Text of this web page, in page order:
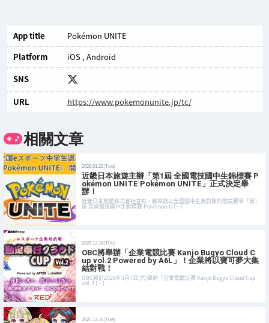
App title
Pokémon UNITE
Platform
iOS Android
SNS
URL
https://www.pokemonunite.jp/tc/
相關文章
2026.01.20(Tue)
近畿日本旅遊主辦「第1屆 全國電技國中生錦標賽 P
okémon UNITE Pokémon UNITE」正式決定舉
辦！
近畿日本旅遊株式會社宣布，將舉辦以全國國中生為對象的電競賽事「第1
屆 全國電技國中生錦標賽 Pokémon U […]
2025.12.18(Thu)
OBC將舉辦「企業電競比賽 Kanjo Bugyo Cloud C
up vol.2 Powered by A6L」！企業將以寶可夢大集
結對戰！
OBC將於2026年3月7日(六)舉辦「企業電競比賽 Kanjo Bugyo Cloud Cup
vol.2 […]
2025.12.16(Tue)